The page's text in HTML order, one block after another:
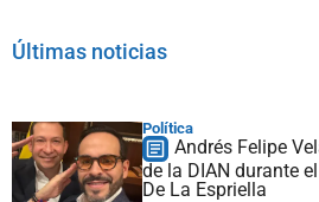
Últimas noticias
Política
Andrés Felipe
de la DIAN durante
De La Espriella